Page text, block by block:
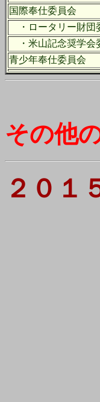
国際奉仕委員会
・ロータリー財団
・米山記念奨学会
青少年奉仕委員会
その他
２０１